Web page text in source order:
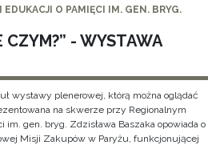
O PAMIĘCI IM. GEN. BRYG.
CZYM?” - WYSTAWA
wystawy plenerowej, którą można oglądać
na skwerze przy Regionalnym
im. gen. bryg. Zdzisława Baszaka opowiada o
Misji Zakupów w Paryżu, funkcjonującej